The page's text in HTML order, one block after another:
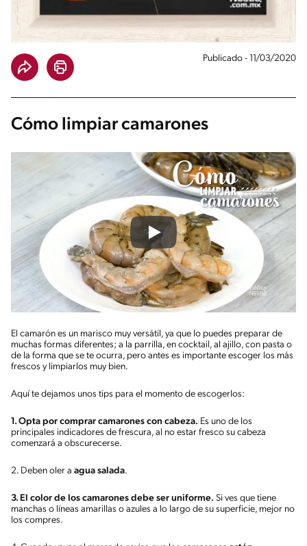
Publicado - 11/03/2020
Cómo limpiar camarones
Play
El camarón es un marisco muy versátil, ya que lo puedes preparar de
muchas formas diferentes; a la parrilla, en cocktail, al ajillo, con pasta o
de la forma que se te ocurra, pero antes es importante escoger los más
frescos y limpiarlos muy bien.
Aquí te dejamos unos tips para el momento de escogerlos:
1. Opta por comprar camarones con cabeza. Es uno de los
principales indicadores de frescura, al no estar fresco su cabeza
comenzará a obscurecerse.
2. Deben oler a agua salada.
3. El color de los camarones debe ser uniforme. Si ves que tiene
manchas o líneas amarillas o azules a lo largo de su superficie, mejor no
los compres.